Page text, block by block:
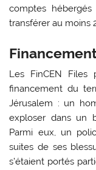
comptes
transférer au moins
Les FinCEN Files
financement du
Jérusalem : un
exploser dans un
Parmi eux, un
suites de ses
s’étaient portés